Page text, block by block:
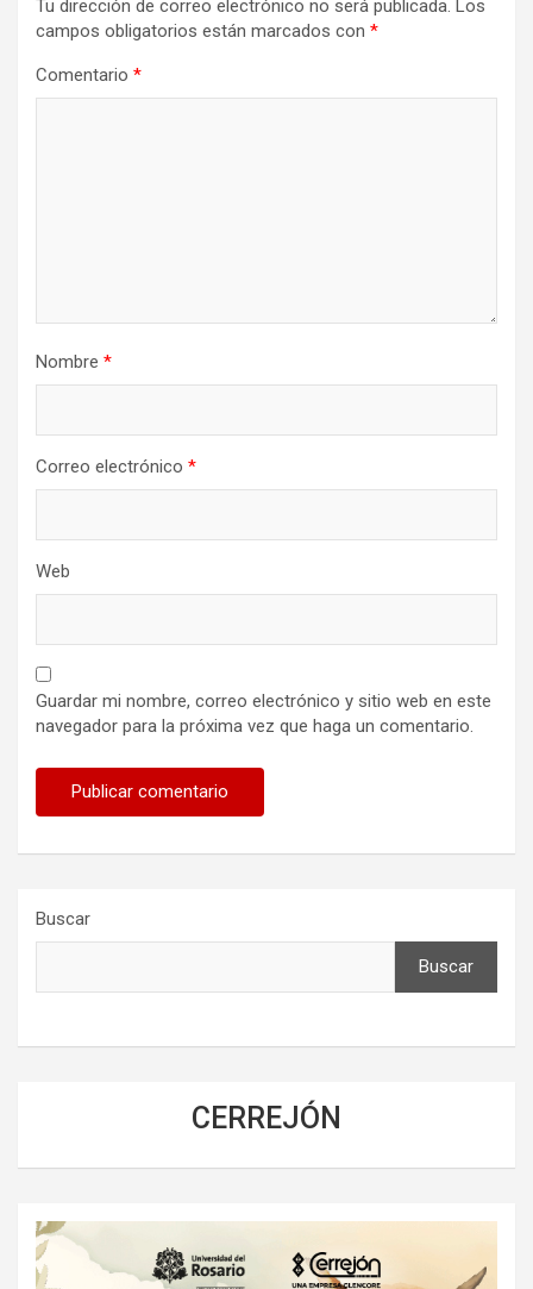
Tu dirección de correo electrónico no será publicada. Los
campos obligatorios están marcados con *
Comentario *
Nombre *
Correo electrónico *
Web
Guardar mi nombre, correo electrónico y sitio web en este
navegador para la próxima vez que haga un comentario.
Buscar
Buscar
CERREJÓN